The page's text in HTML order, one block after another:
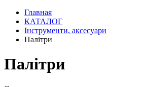
Главная
КАТАЛОГ
Інструменти, аксесуари
Палітри
Палітри